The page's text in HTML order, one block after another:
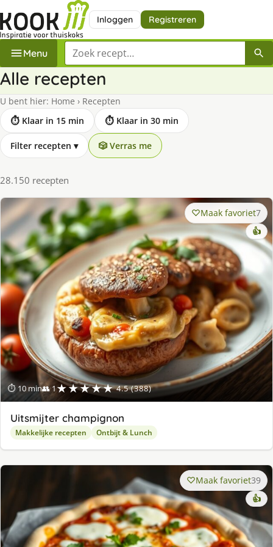
Inloggen Registreren
Menu Zoek een recept
Alle recepten
U bent hier: Home › Recepten
⏱ Klaar in 15 min
⏱ Klaar in 30 min
Filter recepten ▾ 🎲 Verras me
28.150 recepten
⏱ 10 min👥 1★★★★★ 4.5 (388)
Maak favoriet7
👍
Uitsmijter champignon
Makkelijke recepten Ontbijt & Lunch
Maak favoriet39
👍